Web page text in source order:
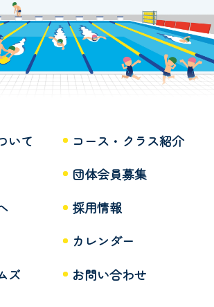
いて
コース・クラス紹介
団体会員募集
採用情報
カレンダー
ズ
お問い合わせ